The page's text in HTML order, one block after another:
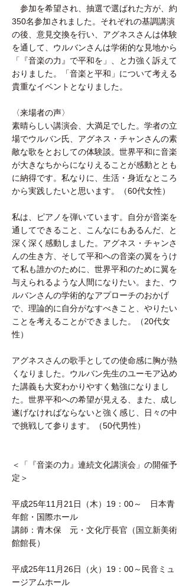
参加を希望され、抽選で選ばれた方が、約
350名参加されました。それぞれの基調講演
の後、意見交換を行い、アグネスさんは体験
を通して、ウルバンさんは学術的な見地から
「『音楽の力』で平和を」、と力強く訴えて
おりました。「音楽と平和」について考える
貴重なイベントとなりました。
〈来場者の声〉
素晴らしい講演会、大満足でした。学者の立
場でウルバン氏、アグネス・チャンさんの素
敵な歌をとおしての体験談。世界平和に音楽
が大きなちからになりえることが感動ととも
に納得です。私なりに、生活・身近なところ
から実践したいと思います。（60代女性）
私は、ピアノを弾いています。自分が音楽を
通してできること、こんなにもあるんだ、と
深く深く感動しました。アグネス・チャンさ
んの生き方、そして平和への音楽の翼をうけ
て私も誰かのために、世界平和のために翼を
与えられるような人間になりたい。また、ウ
ルバンさんの学術的なアプローチのおかげ
で、理論的に自分がなすべきこと、やりたい
ことを考えることができました。（20代女
性）
アグネスさんの歌手としての使命感に胸が熱
くなりました。ウルバン先生のユーモア込め
た講義も大変わかりやすく勉強になりまし
た。世界平和への希望が見える、また、成し
遂げなければならないと強く感じ、日々の中
で挑戦して参ります。（50代男性）
＜「『音楽の力』連続文化講演会」の開催予
定＞
平成25年11月21日（木）19：00～ 日本青
年館・国際ホール
講師：青木保 元・文化庁長官（国立新美術
館館長）
平成25年11月26日（火）19：00～民音ミュ
ージアムホール